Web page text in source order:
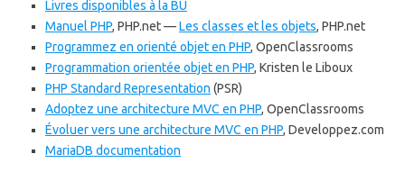
Livres disponibles à la BU
Manuel PHP, PHP.net —Les classes et les objets, PHP.net
Programmez en orienté objet en PHP, OpenClassrooms
Programmation orientée objet en PHP, Kristen le Liboux
PHP Standard Representation (PSR)
Adoptez une architecture MVC en PHP, OpenClassrooms
Évoluer vers une architecture MVC en PHP, Developpez.com
MariaDB documentation